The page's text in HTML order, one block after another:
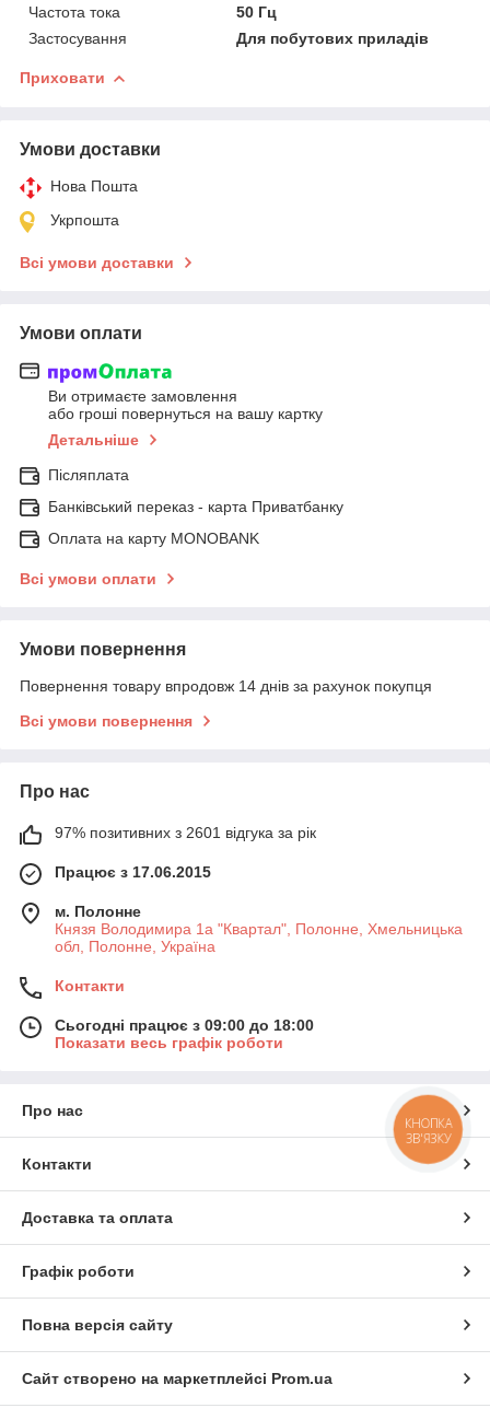
Частота тока
50 Гц
Застосування
Для побутових приладів
Приховати
Умови доставки
Нова Пошта
Укрпошта
Всі умови доставки
Умови оплати
Ви отримаєте замовлення
або гроші повернуться на вашу картку
Детальніше
Післяплата
Банківський переказ - карта Приватбанку
Оплата на карту MONOBANK
Всі умови оплати
Умови повернення
Повернення товару впродовж 14 днів за рахунок покупця
Всі умови повернення
Про нас
97% позитивних з 2601 відгука за рік
Працює з 17.06.2015
м. Полонне
Князя Володимира 1а "Квартал", Полонне, Хмельницька
обл, Полонне, Україна
Контакти
Сьогодні працює з 09:00 до 18:00
Показати весь графік роботи
Про нас
Контакти
Доставка та оплата
Графік роботи
Повна версія сайту
Сайт створено на маркетплейсі Prom.ua
КНОПКА
ЗВ'ЯЗКУ